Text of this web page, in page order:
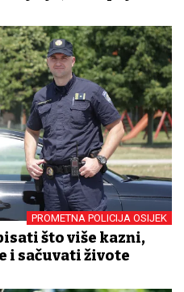
PROMETNA POLICIJA OSIJEK
što više kazni,
i sačuvati živote